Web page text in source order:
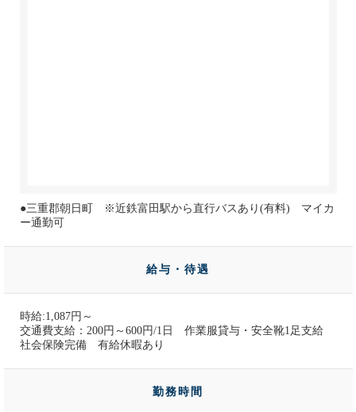
●三重郡朝日町 ※近鉄富田駅から直行バスあり(有料) マイカ
ー通勤可
給与・待遇
時給:1,087円～
交通費支給：200円～600円/1日 作業服貸与・安全靴1足支給
社会保険完備 有給休暇あり
勤務時間